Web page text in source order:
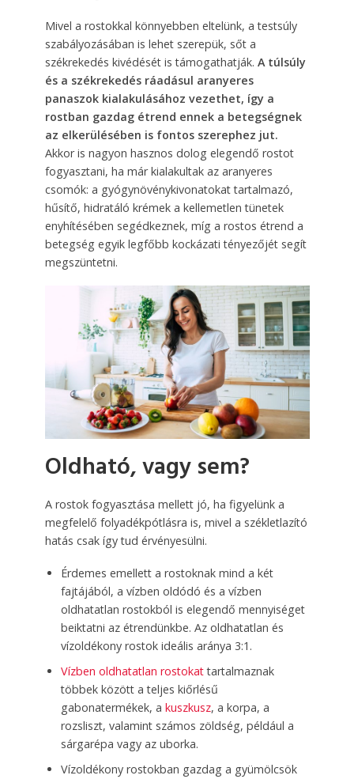
Mivel a rostokkal könnyebben eltelünk, a testsúly
szabályozásában is lehet szerepük, sőt a
székrekedés kivédését is támogathatják. A túlsúly
és a székrekedés ráadásul aranyeres
panaszok kialakulásához vezethet, így a
rostban gazdag étrend ennek a betegségnek
az elkerülésében is fontos szerephez jut.
Akkor is nagyon hasznos dolog elegendő rostot
fogyasztani, ha már kialakultak az aranyeres
csomók: a gyógynövénykivonatokat tartalmazó,
hűsítő, hidratáló krémek a kellemetlen tünetek
enyhítésében segédkeznek, míg a rostos étrend a
betegség egyik legfőbb kockázati tényezőjét segít
megszüntetni.
Oldható, vagy sem?
A rostok fogyasztása mellett jó, ha figyelünk a
megfelelő folyadékpótlásra is, mivel a székletlazító
hatás csak így tud érvényesülni.
Érdemes emellett a rostoknak mind a két
fajtájából, a vízben oldódó és a vízben
oldhatatlan rostokból is elegendő mennyiséget
beiktatni az étrendünkbe. Az oldhatatlan és
vízoldékony rostok ideális aránya 3:1.
Vízben oldhatatlan rostokattartalmaznak
többek között a teljes kiőrlésű
gabonatermékek, a kuszkusz, a korpa, a
rozsliszt, valamint számos zöldség, például a
sárgarépa vagy az uborka.
Vízoldékony rostokban gazdag a gyümölcsök